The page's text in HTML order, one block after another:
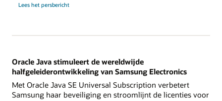
Lees het persbericht
Oracle Java stimuleert de wereldwijde
halfgeleiderontwikkeling van Samsung Electronics
Met Oracle Java SE Universal Subscription verbetert
Samsung haar beveiliging en stroomlijnt de licenties voor